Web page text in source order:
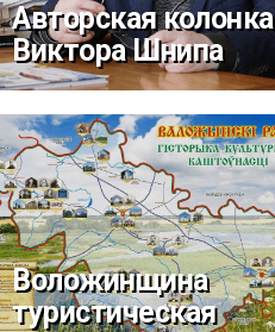
Авторская колонка
Виктора Шнипа
Воложинщина
туристическая